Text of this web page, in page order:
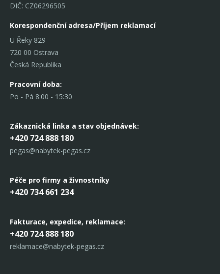
DIČ: CZ06296505
Korespondenční adresa/Příjem reklamací
U Řeky 829
720 00 Ostrava
Česká Republika
Pracovní doba:
Po - Pá 8:00 - 15:30
Zákaznická linka a stav objednávek:
+420 724 888 180
pegas@nabytek-pegas.cz
Péče pro firmy a živnostníky
+420 734 661 234
Fakturace, expedice, reklamace:
+420 724 888 180
reklamace@nabytek-pegas.cz